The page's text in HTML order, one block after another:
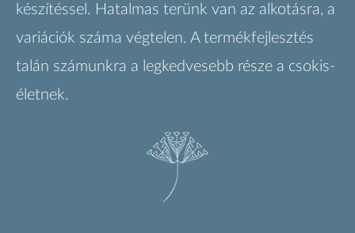
készítéssel. Hatalmas terünk van az alkotásra, a
variációk száma végtelen. A termékfejlesztés
talán számunkra a legkedvesebb része a csokis-
életnek.